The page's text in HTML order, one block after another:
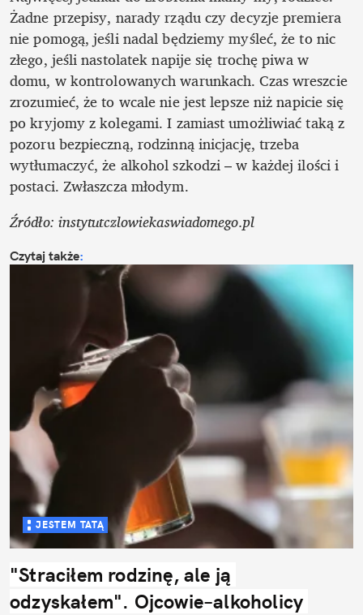
Żadne przepisy, narady rządu czy decyzje premiera
nie pomogą, jeśli nadal będziemy myśleć, że to nic
złego, jeśli nastolatek napije się trochę piwa w
domu, w kontrolowanych warunkach. Czas wreszcie
zrozumieć, że to wcale nie jest lepsze niż napicie się
po kryjomy z kolegami. I zamiast umożliwiać taką z
pozoru bezpieczną, rodzinną inicjację, trzeba
wytłumaczyć, że alkohol szkodzi – w każdej ilości i
postaci. Zwłaszcza młodym.
Źródło: instytutczlowiekaswiadomego.pl
Czytaj także:
JESTEM TATĄ
"Straciłem rodzinę, ale ją
odzyskałem". Ojcowie–alkoholicy